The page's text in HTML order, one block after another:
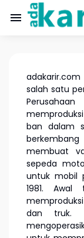
salah satu
ban dalam
membuat
sepeda
untuk mobil
1981. Awal
dan truk.